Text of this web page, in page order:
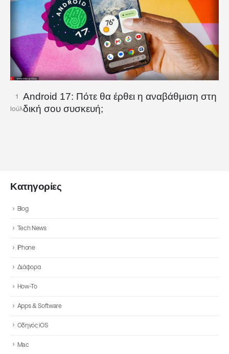
1
Ιούλ
Android 17: Πότε θα έρθει η αναβάθμιση στη
δική σου συσκευή;
Κατηγορίες
Blog
Tech News
iPhone
Διάφορα
How-To
Apps & Software
Οδηγός iOS
Mac